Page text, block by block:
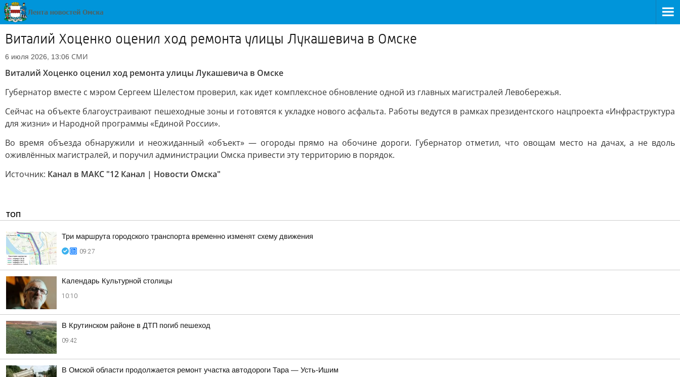
Виталий Хоценко оценил ход ремонта улицы Лукашевича в Омске
6 июля 2026, 13:06 СМИ
Виталий Хоценко оценил ход ремонта улицы Лукашевича в Омске
Губернатор вместе с мэром Сергеем Шелестом проверил, как идет комплексное обновление одной из главных магистралей Левобережья.
Сейчас на объекте благоустраивают пешеходные зоны и готовятся к укладке нового асфальта. Работы ведутся в рамках президентского нацпроекта «Инфраструктура
для жизни» и Народной программы «Единой России».
Во время объезда обнаружили и неожиданный «объект» — огороды прямо на обочине дороги. Губернатор отметил, что овощам место на дачах, а не вдоль
оживлённых магистралей, и поручил администрации Омска привести эту территорию в порядок.
Источник: Канал в МАКС "12 Канал | Новости Омска"
ТОП
Три маршрута городского транспорта временно изменят схему движения
09:27
Календарь Культурной столицы
10:10
В Крутинском районе в ДТП погиб пешеход
09:42
В Омской области продолжается ремонт участка автодороги Тара — Усть-Ишим